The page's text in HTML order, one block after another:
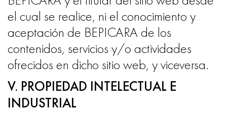
el cual se realice, ni el conocimiento y
aceptación de BEPICARA de los
contenidos, servicios y/o actividades
ofrecidos en dicho sitio web, y viceversa.
V. PROPIEDAD INTELECTUAL E
INDUSTRIAL